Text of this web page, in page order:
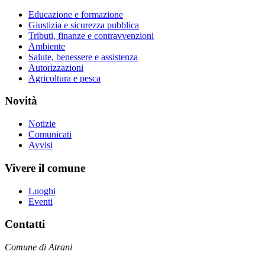
Educazione e formazione
Giustizia e sicurezza pubblica
Tributi, finanze e contravvenzioni
Ambiente
Salute, benessere e assistenza
Autorizzazioni
Agricoltura e pesca
Novità
Notizie
Comunicati
Avvisi
Vivere il comune
Luoghi
Eventi
Contatti
Comune di Atrani